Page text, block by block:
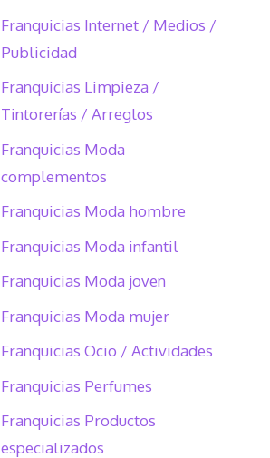
Franquicias Internet / Medios /
Publicidad
Franquicias Limpieza /
Tintorerías / Arreglos
Franquicias Moda
complementos
Franquicias Moda hombre
Franquicias Moda infantil
Franquicias Moda joven
Franquicias Moda mujer
Franquicias Ocio / Actividades
Franquicias Perfumes
Franquicias Productos
especializados